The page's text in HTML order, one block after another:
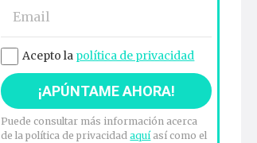
Acepto la política de privacidad
Puede consultar más información acerca
de la política de privacidadaquíasí como el